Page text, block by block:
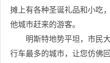
摊上有各种圣诞礼品和小吃
他城市赶来的游客。
明斯特地势平坦，市民大
行车最多的城市，让您仿佛